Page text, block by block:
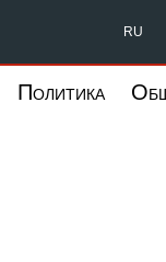
RU
Политика